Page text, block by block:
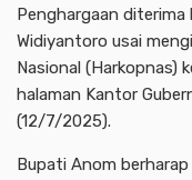
Penghargaan
Widiyantoro usai
Nasional (Harkopnas)
halaman Kantor
(12/7/2025).
Bupati Anom